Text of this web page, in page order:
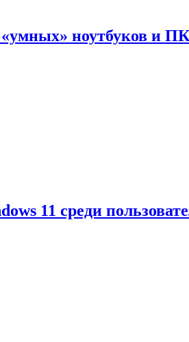
ноутбуков и ПК
11 среди